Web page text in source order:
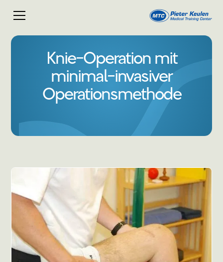
Knie-Operation mit
minimal-invasiver
Operationsmethode